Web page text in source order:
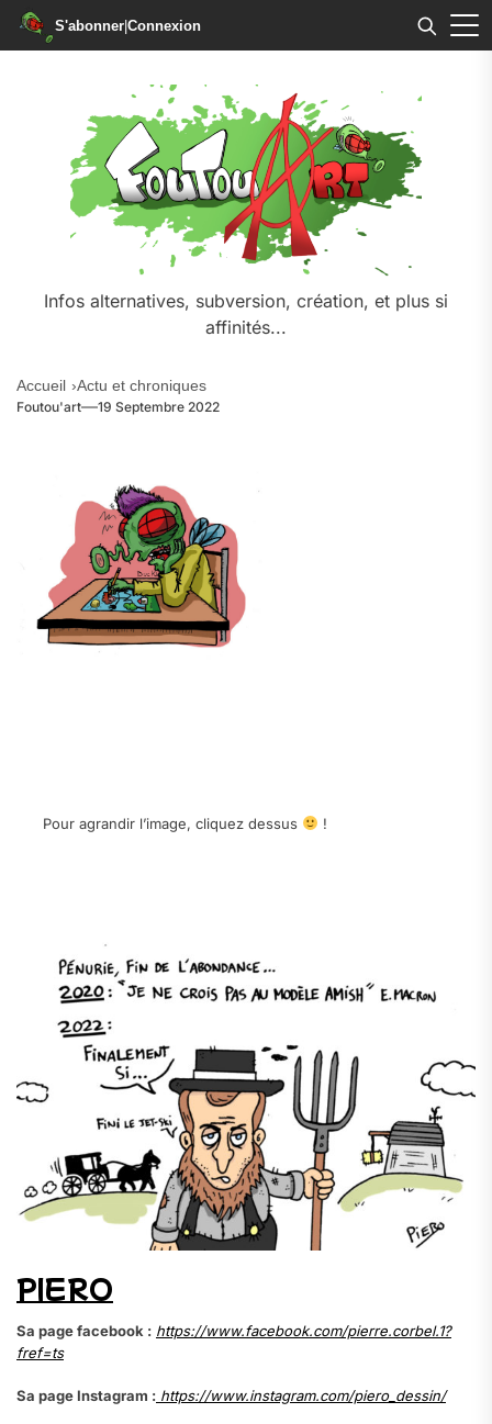
S'abonner|Connexion
Infos alternatives, subversion, création, et plus si
affinités...
Accueil Actu et chroniques
Foutou'art 19 Septembre 2022
Pour agrandir l’image, cliquez dessus !
PIERO
Sa page facebook : https://www.facebook.com/pierre.corbel.1?
fref=ts
Sa page Instagram : https://www.instagram.com/piero_dessin/